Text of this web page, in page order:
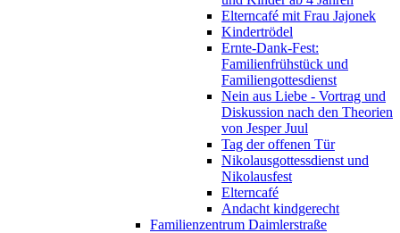
Elterncafé mit Frau Jajonek
Kindertrödel
Ernte-Dank-Fest:
Familienfrühstück und
Familiengottesdienst
Nein aus Liebe - Vortrag und
Diskussion nach den Theorien
von Jesper Juul
Tag der offenen Tür
Nikolausgottessdienst und
Nikolausfest
Elterncafé
Andacht kindgerecht
Familienzentrum Daimlerstraße